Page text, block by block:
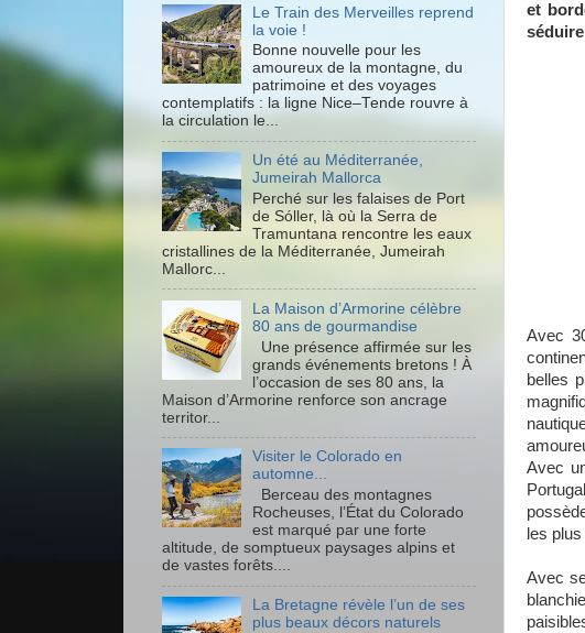
et
Avec
belles
Avec
les
Avec
Le Train des Merveilles reprend
la voie !
Bonne nouvelle pour les
amoureux de la montagne, du
patrimoine et des voyages
contemplatifs : la ligne Nice–Tende rouvre à
la circulation le...
Un été au Méditerranée,
Jumeirah Mallorca
Perché sur les falaises de Port
de Sóller, là où la Serra de
Tramuntana rencontre les eaux
cristallines de la Méditerranée, Jumeirah
Mallorc...
La Maison d’Armorine célèbre
80 ans de gourmandise
Une présence affirmée sur les
grands événements bretons ! À
l’occasion de ses 80 ans, la
Maison d’Armorine renforce son ancrage
territor...
Visiter le Colorado en
automne...
Berceau des montagnes
Rocheuses, l’État du Colorado
est marqué par une forte
altitude, de somptueux paysages alpins et
de vastes forêts....
La Bretagne révèle l’un de ses
plus beaux décors naturels